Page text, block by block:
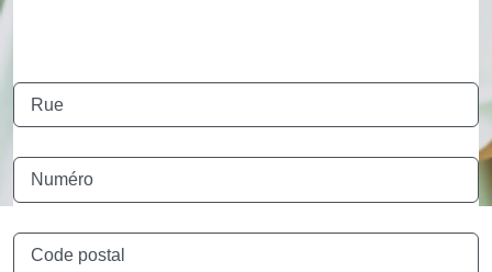
Rue
Numéro
Code postal